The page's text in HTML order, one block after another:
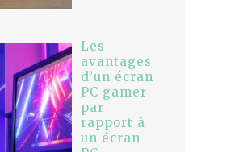
Les
avantages
d’un écran
PC gamer
par
rapport à
un écran